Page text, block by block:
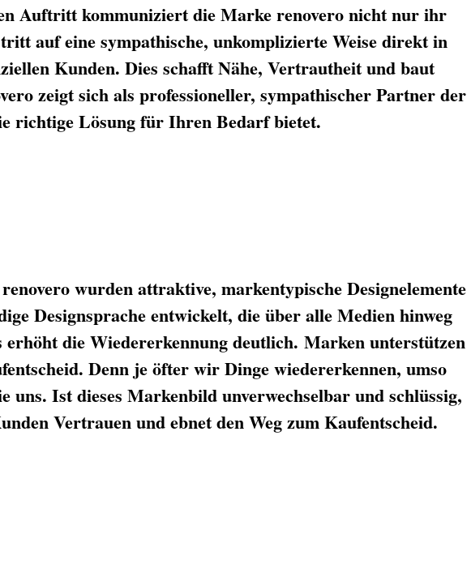
Auftritt kommuniziert die Marke renovero nicht nur ihr
auf eine sympathische, unkomplizierte Weise direkt in
Kunden. Dies schafft Nähe, Vertrautheit und baut
zeigt sich als professioneller, sympathischer Partner der
richtige Lösung für Ihren Bedarf bietet.
wurden attraktive, markentypische Designelemente
Designsprache entwickelt, die über alle Medien hinweg
erhöht die Wiedererkennung deutlich. Marken unterstützen
Denn je öfter wir Dinge wiedererkennen, umso
uns. Ist dieses Markenbild unverwechselbar und schlüssig,
Vertrauen und ebnet den Weg zum Kaufentscheid.